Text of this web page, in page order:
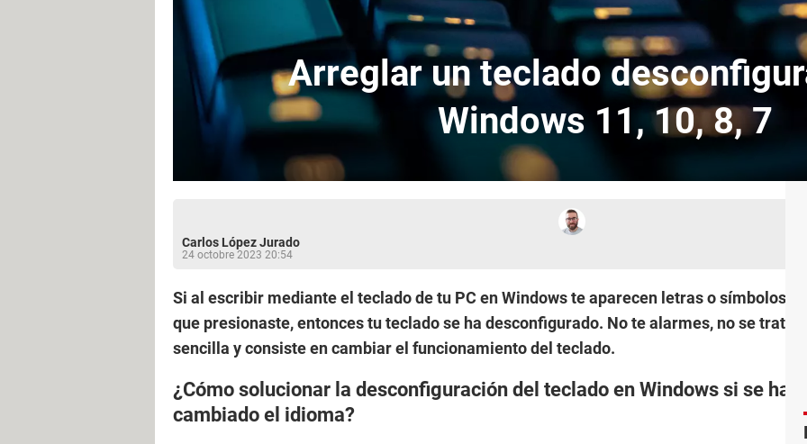
Arreglar un teclado
Windows 11, 10, 8, 7
Carlos López Jurado
24 octobre 2023 20:54
Si al escribir mediante el teclado de tu PC en Windows te aparecen letras o símbolos
que presionaste, entonces tu teclado se ha desconfigurado. No te alarmes, no se trata
sencilla y consiste en cambiar el funcionamiento del teclado.
¿Cómo solucionar la desconfiguración del teclado en Windows si se ha
cambiado el idioma?